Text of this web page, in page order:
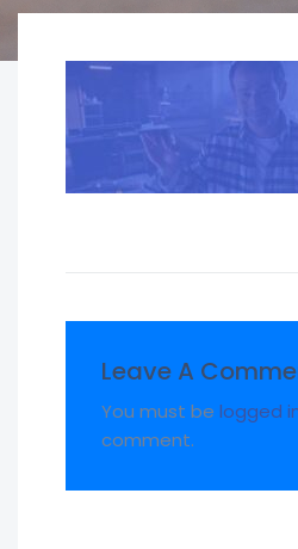
Leave A
You must be logged
comment.